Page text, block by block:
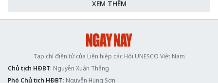
XEM THÊM
Tạp chí điện tử của Liên hiệp các Hội UNESCO Việt Nam
Chủ tịch HĐBT: Nguyễn Xuân Thắng
Phó Chủ tịch HĐBT: Nguyễn Hùng Sơn